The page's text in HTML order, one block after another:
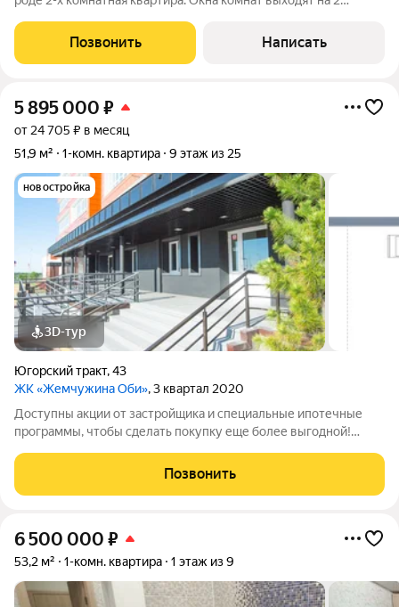
выполнен новый ремонт из высококачественных
строительных материалов. Данная
Позвонить Написать
5 895 000 ₽
от 24 705 ₽ в месяц
51,9 м²
1-комн. квартира 9 этаж из 25
новостройка
3D-тур
Югорский тракт,43
ЖК «Жемчужина Оби», 3 квартал 2020
Доступны акции от застройщика и специальные ипотечные
программы, чтобы сделать покупку еще более выгодной!
Звоните, чтобы узнать размер вашей скидки! Сибпромстрой -
30 лет на рынке! Готовое жилье.
Позвонить
6 500 000 ₽
53,2 м² 1-комн. квартира 1 этаж из 9